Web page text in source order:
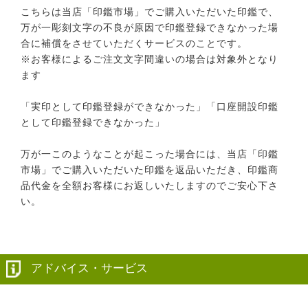
こちらは当店「印鑑市場」でご購入いただいた印鑑で、
万が一彫刻文字の不良が原因で印鑑登録できなかった場
合に補償をさせていただくサービスのことです。
※お客様によるご注文文字間違いの場合は対象外となり
ます
「実印として印鑑登録ができなかった」「口座開設印鑑
として印鑑登録できなかった」
万が一このようなことが起こった場合には、当店「印鑑
市場」でご購入いただいた印鑑を返品いただき、印鑑商
品代金を全額お客様にお返しいたしますのでご安心下さ
い。
アドバイス・サービス